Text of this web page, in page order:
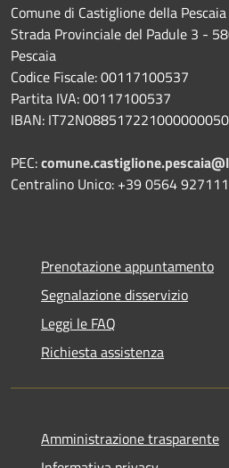
Comune di Castiglione della Pescaia
Strada Provinciale del Padule 3 -
Pescaia
Codice Fiscale: 00117100537
Partita IVA: 00117100537
IBAN:
PEC:
Centralino Unico: +39 0564 927111
Prenotazione appuntamento
Segnalazione disservizio
Leggi le FAQ
Richiesta assistenza
Amministrazione trasparente